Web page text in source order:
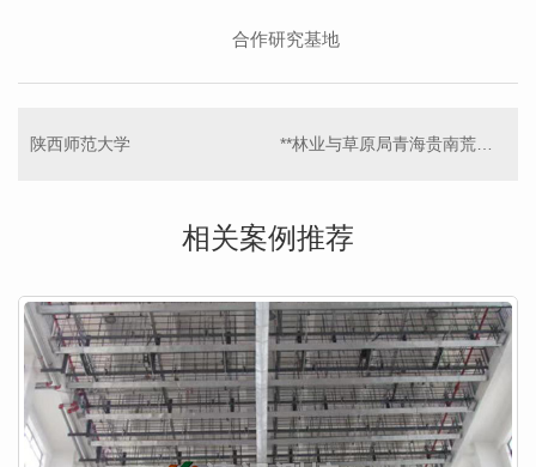
合作研究基地
陕西师范大学
相关案例推荐